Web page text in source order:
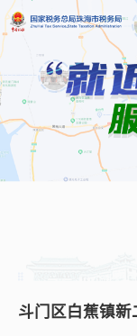
斗门区白蕉镇